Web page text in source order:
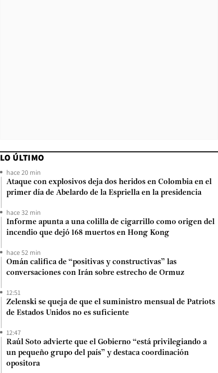
LO ÚLTIMO
hace 20 min
Ataque con explosivos deja dos heridos en Colombia en el
primer día de Abelardo de la Espriella en la presidencia
hace 32 min
Informe apunta a una colilla de cigarrillo como origen del
incendio que dejó 168 muertos en Hong Kong
hace 52 min
Omán califica de “positivas y constructivas” las
conversaciones con Irán sobre estrecho de Ormuz
12:51
Zelenski se queja de que el suministro mensual de Patriots
de Estados Unidos no es suficiente
12:47
Raúl Soto advierte que el Gobierno “está privilegiando a
un pequeño grupo del país” y destaca coordinación
opositora